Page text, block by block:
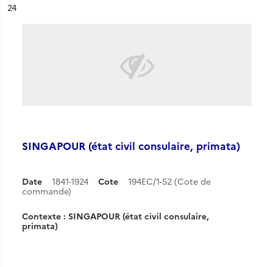
n°
24
SINGAPOUR (état civil consulaire, primata)
Date 1841-1924 Cote
194EC/1-52 (Cote de
commande)
Contexte : SINGAPOUR (état civil consulaire,
primata)